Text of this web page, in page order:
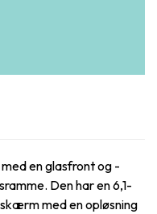
en glasfront og -
Den har en 6,1-
med en opløsning